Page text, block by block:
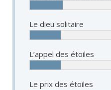
Le dieu solitaire
L’appel des étoiles
Le prix des étoiles